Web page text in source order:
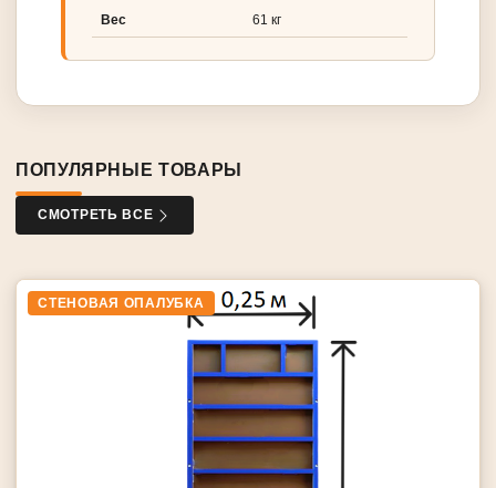
Вес 61 кг
ПОПУЛЯРНЫЕ ТОВАРЫ
СМОТРЕТЬ ВСЕ
СТЕНОВАЯ ОПАЛУБКА